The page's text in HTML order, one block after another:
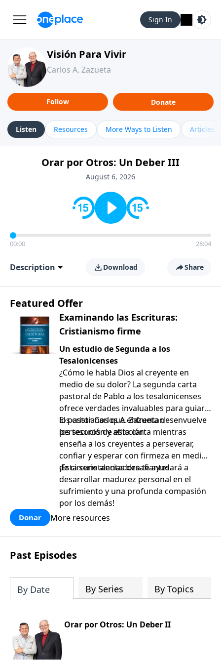
Sign In
Visión Para Vivir
Carlos A. Zazueta
Follow Donate
Listen Resources More Ways to Listen Articles
Orar por Otros: Un Deber III
August 6, 2026
00:00 28:04
Description Download Share
Featured Offer
Examinando las Escrituras:
Cristianismo firme
Un estudio de Segunda a los
Tesalonicenses
¿Cómo le habla Dios al creyente en
medio de su dolor? La segunda carta
pastoral de Pablo a los tesalonicenses
ofrece verdades invaluables para guiar a
los cristianos que enfrentan
persecución y aflicción.
El pastor Carlos A. Zazueta desenvuelve
los tesoros de esta carta mientras
enseña a los creyentes a perseverar,
confiar y esperar con firmeza en medio
de circunstancias desafiantes.
¡Esta serie alentadora te ayudará a
desarrollar madurez personal en el
sufrimiento y una profunda compasión
por los demás!
Donar More resources
Past Episodes
By Date By Series By Topics
Orar por Otros: Un Deber II